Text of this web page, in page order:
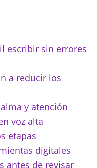
escribir sin errores
a reducir los
y atención
voz alta
etapas
digitales
antes de revisar